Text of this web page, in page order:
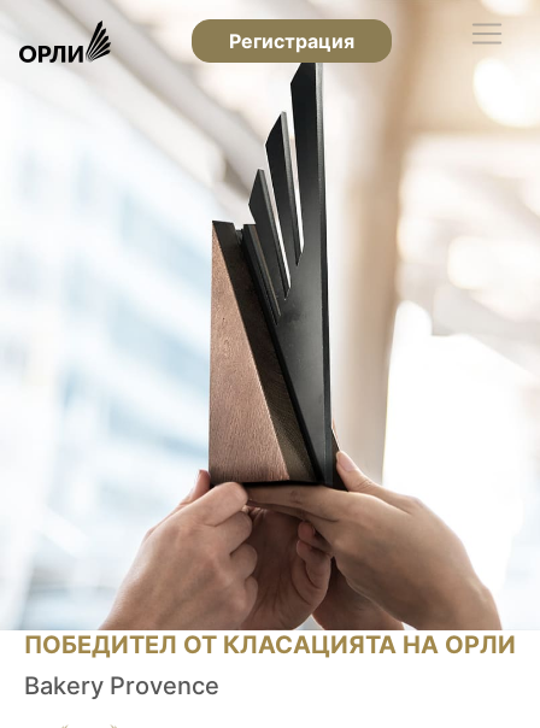
Регистрация
ПОБЕДИТЕЛ ОТ КЛАСАЦИЯТА НА ОРЛИ
Bakery Provence